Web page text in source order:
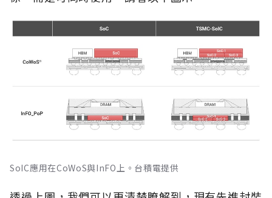
SoIC應用在CoWoS與InFO上。台積電提供